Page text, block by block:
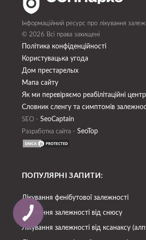
Інформаційний ресурс про лікування
© 2026 Всі права захищені
Політика конфіденційності
Користувацька угода
Дом престарелых
Мапа сайту
Як ми перевіряємо реабілітаційні
Словник сленгу та симптомів
SEO - SeoСaptain
Разработка сайта - SeoTop
ПОПУЛЯРНІ ЗАПИТИ:
Лікування фенібутової залежності
Лікування залежності від снюсу
Лікування залежності від ксанаксу